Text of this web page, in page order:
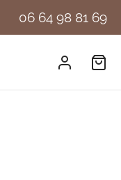
06 64 98 81 69